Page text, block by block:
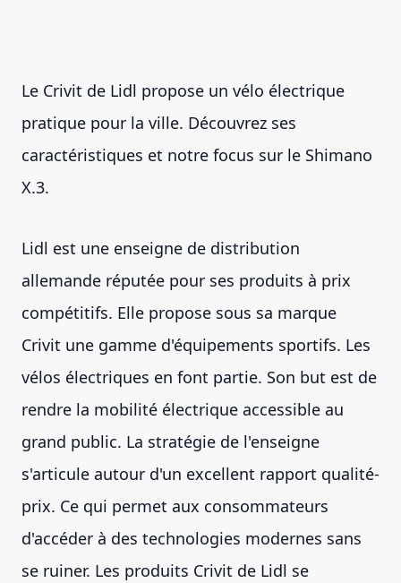
Le Crivit de Lidl propose un vélo électrique
pratique pour la ville. Découvrez ses
caractéristiques et notre focus sur le Shimano
X.3.
Lidl est une enseigne de distribution
allemande réputée pour ses produits à prix
compétitifs. Elle propose sous sa marque
Crivit une gamme d'équipements sportifs. Les
vélos électriques en font partie. Son but est de
rendre la mobilité électrique accessible au
grand public. La stratégie de l'enseigne
s'articule autour d'un excellent rapport qualité-
prix. Ce qui permet aux consommateurs
d'accéder à des technologies modernes sans
se ruiner. Les produits Crivit de Lidl se